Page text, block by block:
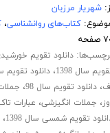
شهریار مرزبان
کتاب‌های روانشناسی،
دانلود تقویم خورشیدی
سال 1398
،
،دانلود تقویم سال 98 ،
، جملات انگیزشی، عبارات
تقویم شمسی سال 1398 ،